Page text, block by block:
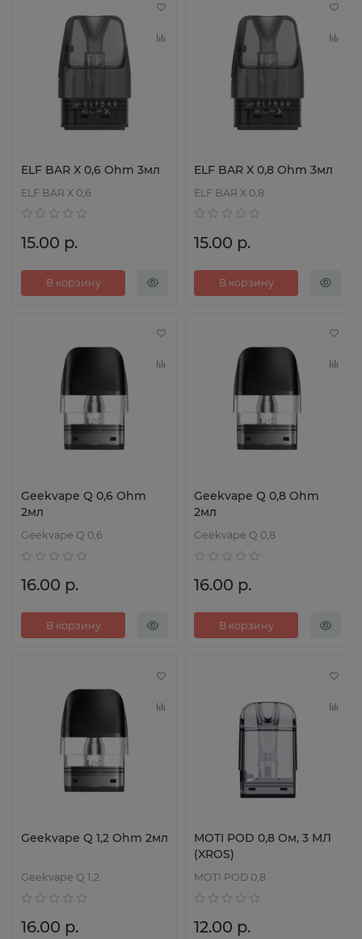
ELF BAR X 0,6 Ohm 3мл
ELF BAR X 0,6
15.00 р.
В корзину
ELF BAR X 0,8 Ohm 3мл
ELF BAR X 0,8
15.00 р.
В корзину
Geekvape Q 0,6 Ohm
2мл
Geekvape Q 0,6
16.00 р.
В корзину
Geekvape Q 0,8 Ohm
2мл
Geekvape Q 0,8
16.00 р.
В корзину
Geekvape Q 1,2 Ohm 2мл
Geekvape Q 1,2
16.00 р.
MOTI POD 0,8 Ом, 3 МЛ
(XROS)
MOTI POD 0,8
12.00 р.